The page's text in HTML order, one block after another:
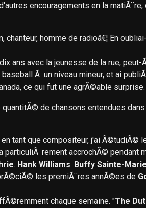
encouragements en la
homme de radioâ€¦ En
ans avec la jeunesse de la rue,
Ã un niveau mineur, et ai
ce qui fut une agrÃ©able surprise.
de chansons entendues
tant que compositeur, j'ai
accrochÃ© pendant
. Hank Williams. Buffy Sainte-Marie
les premiÃ¨res annÃ©es de
chaque semaine. "The